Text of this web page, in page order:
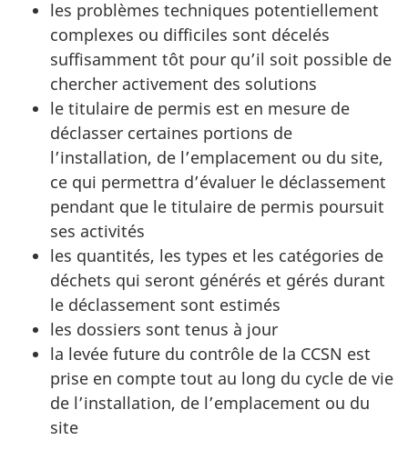
les problèmes techniques potentiellement
complexes ou difficiles sont décelés
suffisamment tôt pour qu’il soit possible de
chercher activement des solutions
le titulaire de permis est en mesure de
déclasser certaines portions de
l’installation, de l’emplacement ou du site,
ce qui permettra d’évaluer le déclassement
pendant que le titulaire de permis poursuit
ses activités
les quantités, les types et les catégories de
déchets qui seront générés et gérés durant
le déclassement sont estimés
les dossiers sont tenus à jour
la levée future du contrôle de la CCSN est
prise en compte tout au long du cycle de vie
de l’installation, de l’emplacement ou du
site